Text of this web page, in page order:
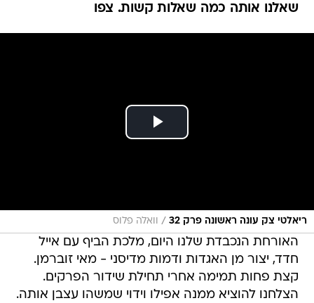
שאלנו אותה כמה שאלות קשות. צפו
ריאלטי צק עונה ראשונה פרק 32 / וואלה פלוס
האורחת הנכבדת שלנו היום, מלכת הביף עם אייל
חדד, יצור מן האגדות ודמות מדיסני - מאי זוברמן.
קצת פחות תמימה אחרי תחילת שידור הפרקים.
הצלחנו להוציא ממנה אפילו וידוי שמשהו עצבן אותה.